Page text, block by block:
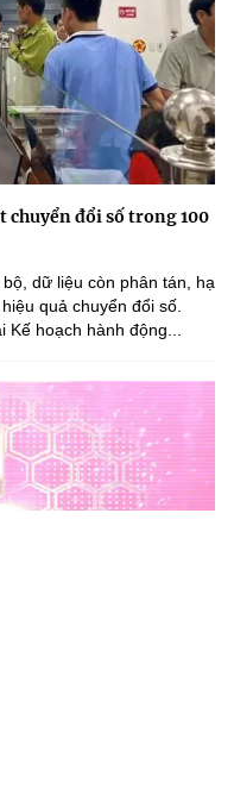
chuyển đổi số trong 100
dữ liệu còn phân tán, hạ
quả chuyển đổi số.
hoạch hành động...